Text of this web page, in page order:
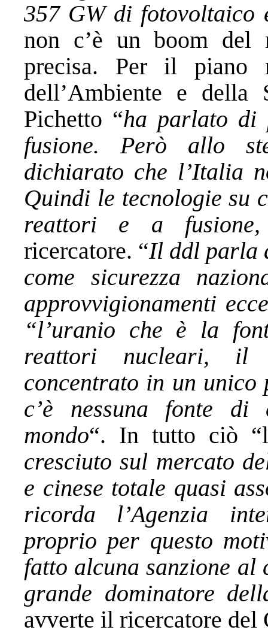
357 GW di fotovoltaico
non c’è un boom del
precisa. Per il piano
dell’Ambiente e della
Pichetto “ha parlato di
fusione. Però allo
dichiarato che l’Italia
Quindi le tecnologie su
reattori e a fusione,
ricercatore. “Il ddl parla
come sicurezza
approvvigionamenti
“l’uranio che è la
reattori nucleari, il
concentrato in un unico
c’è nessuna fonte di
mondo“. In tutto ciò
cresciuto sul mercato
e cinese totale quasi
ricorda l’Agenzia
proprio per questo
fatto alcuna sanzione al
grande dominatore
avverte il ricercatore